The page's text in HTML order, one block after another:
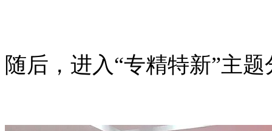
随后，进入“专精特新”主